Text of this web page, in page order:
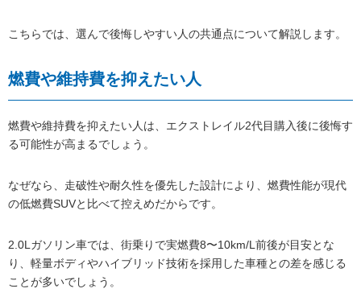
こちらでは、選んで後悔しやすい人の共通点について解説します。
燃費や維持費を抑えたい人
燃費や維持費を抑えたい人は、エクストレイル2代目購入後に後悔す
る可能性が高まるでしょう。
なぜなら、走破性や耐久性を優先した設計により、燃費性能が現代
の低燃費SUVと比べて控えめだからです。
2.0Lガソリン車では、街乗りで実燃費8〜10km/L前後が目安とな
り、軽量ボディやハイブリッド技術を採用した車種との差を感じる
ことが多いでしょう。